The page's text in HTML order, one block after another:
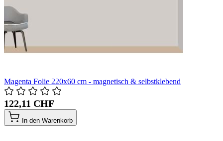
Magenta Folie 220x60 cm - magnetisch & selbstklebend
122,11 CHF
In den Warenkorb